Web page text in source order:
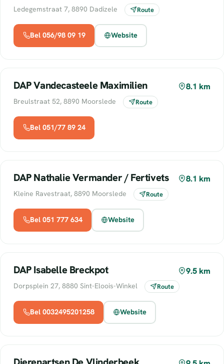
Ledegemstraat 7, 8890 Dadizele Route
Bel 056/98 09 19 Website
DAP Vandecasteele Maximilien 8.1 km
Breulstraat 52, 8890 Moorslede Route
Bel 051/77 89 24
DAP Nathalie Vermander / Fertivets 8.1 km
Kleine Ravestraat, 8890 Moorslede Route
Bel 051 777 634 Website
DAP Isabelle Breckpot 9.5 km
Dorpsplein 27, 8880 Sint-Eloois-Winkel Route
Bel 0032495201258 Website